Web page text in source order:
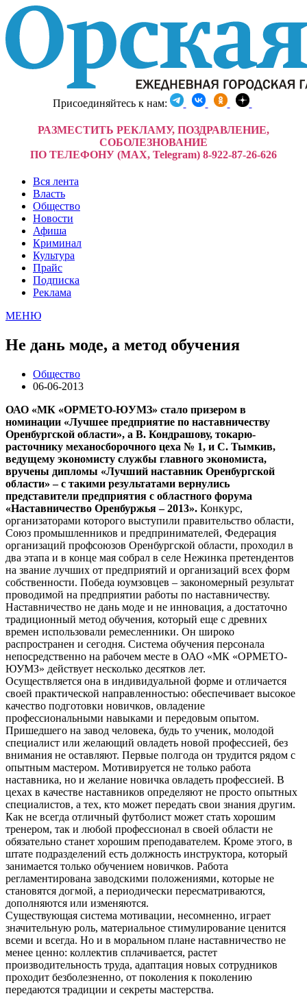
Присоединяйтесь к нам:
РАЗМЕСТИТЬ РЕКЛАМУ, ПОЗДРАВЛЕНИЕ,
СОБОЛЕЗНОВАНИЕ
ПО ТЕЛЕФОНУ (MAX, Telegram) 8-922-87-26-626
Вся лента
Власть
Общество
Новости
Афиша
Криминал
Культура
Прайс
Подписка
Реклама
МЕНЮ
Не дань моде, а метод обучения
Общество
06-06-2013
ОАО «МК «ОРМЕТО-ЮУМЗ» стало призером в
номинации «Лучшее предприятие по наставничеству
Оренбургской области», а В. Кондрашову, токарю-
расточнику механосборочного цеха № 1, и С. Тымкив,
ведущему экономисту службы главного экономиста,
вручены дипломы «Лучший наставник Оренбургской
области» – с такими результатами вернулись
представители предприятия с областного форума
«Наставничество Оренбуржья – 2013». Конкурс,
организаторами которого выступили правительство области,
Союз промышленников и предпринимателей, Федерация
организаций профсоюзов Оренбургской области, проходил в
два этапа и в конце мая собрал в селе Нежинка претендентов
на звание лучших от предприятий и организаций всех форм
собственности. Победа юумзовцев – закономерный результат
проводимой на предприятии работы по наставничеству.
Наставничество не дань моде и не инновация, а достаточно
традиционный метод обучения, который еще с древних
времен использовали ремесленники. Он широко
распространен и сегодня. Система обучения персонала
непосредственно на рабочем месте в ОАО «МК «ОРМЕТО-
ЮУМЗ» действует несколько десятков лет.
Осуществляется она в индивидуальной форме и отличается
своей практической направленностью: обеспечивает высокое
качество подготовки новичков, овладение
профессиональными навыками и передовым опытом.
Пришедшего на завод человека, будь то ученик, молодой
специалист или желающий овладеть новой профессией, без
внимания не оставляют. Первые полгода он трудится рядом с
опытным мастером. Мотивируется не только работа
наставника, но и желание новичка овладеть профессией. В
цехах в качестве наставников определяют не просто опытных
специалистов, а тех, кто может передать свои знания другим.
Как не всегда отличный футболист может стать хорошим
тренером, так и любой профессионал в своей области не
обязательно станет хорошим преподавателем. Кроме этого, в
штате подразделений есть должность инструктора, который
занимается только обучением новичков. Работа
регламентирована заводскими положениями, которые не
становятся догмой, а периодически пересматриваются,
дополняются или изменяются.
Существующая система мотивации, несомненно, играет
значительную роль, материальное стимулирование ценится
всеми и всегда. Но и в моральном плане наставничество не
менее ценно: коллектив сплачивается, растет
производительность труда, адаптация новых сотрудников
проходит безболезненно, от поколения к поколению
передаются традиции и секреты мастерства.